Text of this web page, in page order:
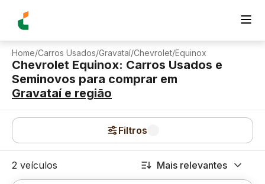
Home/Carros Usados/Gravataí/Chevrolet/Equinox
Chevrolet Equinox: Carros Usados e
Seminovos para comprar em
Gravataíe região
Filtros
2 veículos Mais relevantes